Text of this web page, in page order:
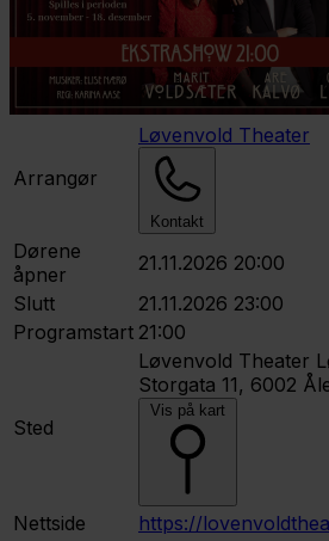
Arrangør
Løvenvold Theater
Kontakt
Dørene
åpner
21.11.2026 20:00
Slutt
21.11.2026 23:00
Programstart 21:00
Sted
Løvenvold Theater
Storgata 11, 6002
Vis på kart
Nettside
https://